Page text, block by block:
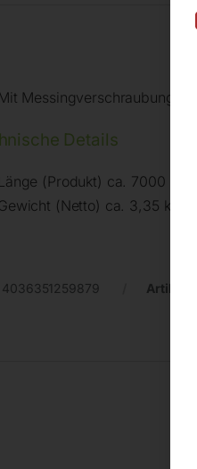
Mit Messingverschraubungen
Details
Länge (Produkt) ca. 7000 mm
(Netto) ca. 3,35 kg
4036351259879